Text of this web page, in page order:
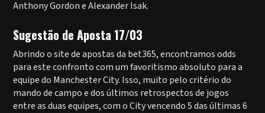
Anthony Gordon e Alexander Isak.
Sugestão de Aposta 17/03
Abrindo o site de apostas da bet365, encontramos odds
para este confronto com um favoritismo absoluto para a
equipe do Manchester City. Isso, muito pelo critério do
mando de campo e dos últimos retrospectos de jogos
entre as duas equipes, com o City vencendo 5 das últimas 6